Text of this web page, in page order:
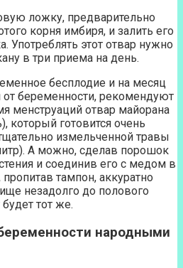
ложку, предварительно
корня имбиря, и залить его
Употреблять этот отвар нужно
в три приема на день.
бесплодие и на месяц
от беременности, рекомендуют
менструаций отвар майорана
который готовится очень
измельченной травы
А можно, сделав порошок
и соединив его с медом в
тампон, аккуратно
незадолго до полового
тот же.
народными